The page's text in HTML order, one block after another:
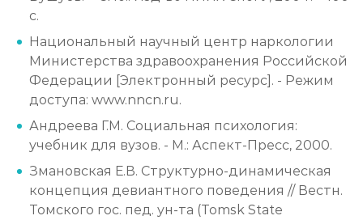
с.
Национальный научный центр наркологии
Министерства здравоохранения Российской
Федерации [Электронный ресурс]. - Режим
доступа: www.nncn.ru.
Андреева Г.М. Социальная психология:
учебник для вузов. - М.: Аспект-Пресс, 2000.
Змановская Е.В. Структурно-динамическая
концепция девиантного поведения // Вестн.
Томского гос. пед. ун-та (Tomsk State